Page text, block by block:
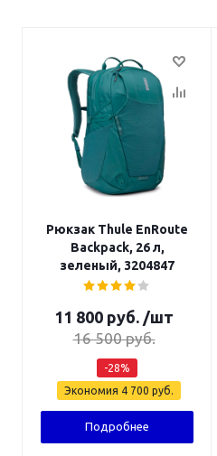
Рюкзак Thule EnRoute
Backpack, 26 л,
зеленый, 3204847
11 800 руб. /шт
16 500руб.
-28%
Экономия 4 700 руб.
Подробнее